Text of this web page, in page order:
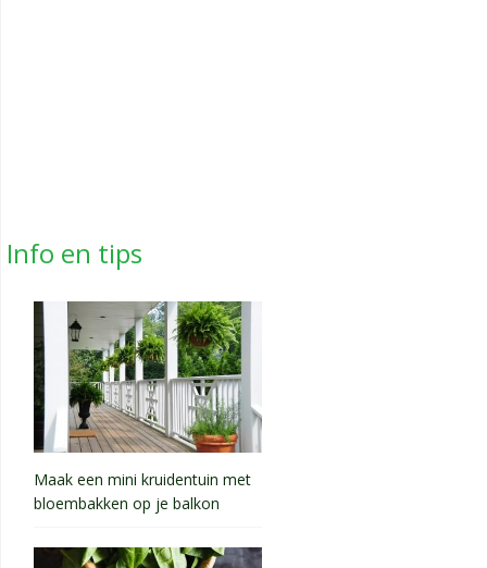
Info en tips
Maak een mini kruidentuin met
bloembakken op je balkon